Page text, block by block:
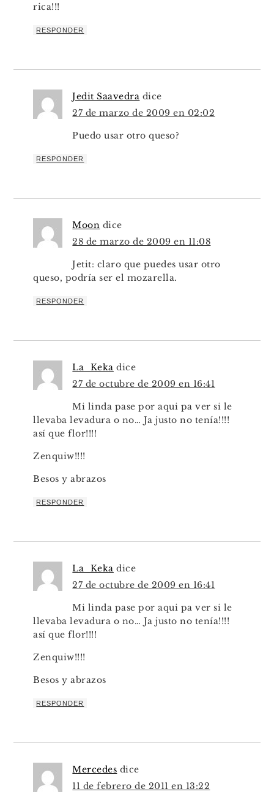
rica!!!
RESPONDER
Jedit Saavedra dice
27 de marzo de 2009 en 02:02
Puedo usar otro queso?
RESPONDER
Moon dice
28 de marzo de 2009 en 11:08
Jetit: claro que puedes usar otro
queso, podría ser el mozarella.
RESPONDER
La_Keka dice
27 de octubre de 2009 en 16:41
Mi linda pase por aqui pa ver si le
llevaba levadura o no… Ja justo no tenía!!!!
así que flor!!!!
Zenquiw!!!!
Besos y abrazos
RESPONDER
La_Keka dice
27 de octubre de 2009 en 16:41
Mi linda pase por aqui pa ver si le
llevaba levadura o no… Ja justo no tenía!!!!
así que flor!!!!
Zenquiw!!!!
Besos y abrazos
RESPONDER
Mercedes dice
11 de febrero de 2011 en 13:22